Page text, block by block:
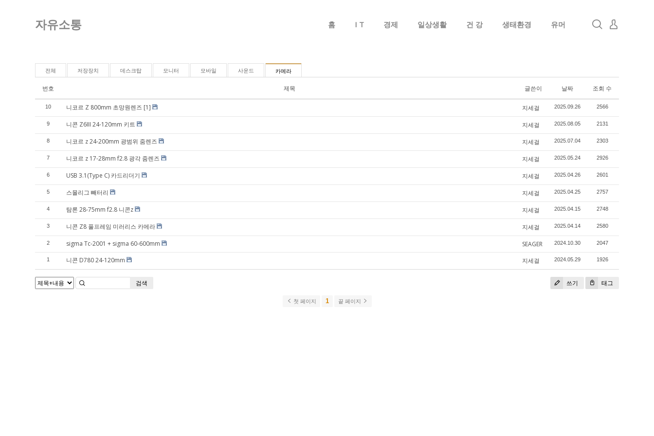
자유소통 홈 I T 경제 일상생활 건 강 생태환경 유머
전체 저장장치 데스크탑 모니터 모바일 사운드 카메라
번호 제목 글쓴이 날짜 조회 수
10 니코르 Z 800mm 초망원렌즈 [1] 지세걸 2025.09.26 2566
9 니콘 Z6III 24-120mm 키트 지세걸 2025.08.05 2131
8 니코르 z 24-200mm 광범위 줌렌즈 지세걸 2025.07.04 2303
7 니코르 z 17-28mm f2.8 광각 줌렌즈 지세걸 2025.05.24 2926
6 USB 3.1(Type C) 카드리더기 지세걸 2025.04.26 2601
5 스몰리그 빼터리 지세걸 2025.04.25 2757
4 탐론 28-75mm f2.8 니콘z 지세걸 2025.04.15 2748
3 니콘 Z8 풀프레임 미러리스 카메라 지세걸 2025.04.14 2580
2 sigma Tc-2001 + sigma 60-600mm SEAGER 2024.10.30 2047
1 니콘 D780 24-120mm 지세걸 2024.05.29 1926
쓰기 태그
검색
첫 페이지 1 끝 페이지